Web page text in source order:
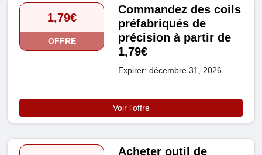
1,79€
OFFRE
Commandez des coils
préfabriqués de
précision à partir de
1,79€
Expirer: décembre 31, 2026
Voir l'offre
Acheter outil de